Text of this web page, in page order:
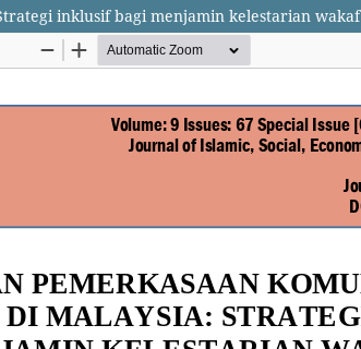
inklusif bagi menjamin kelestarian wakaf